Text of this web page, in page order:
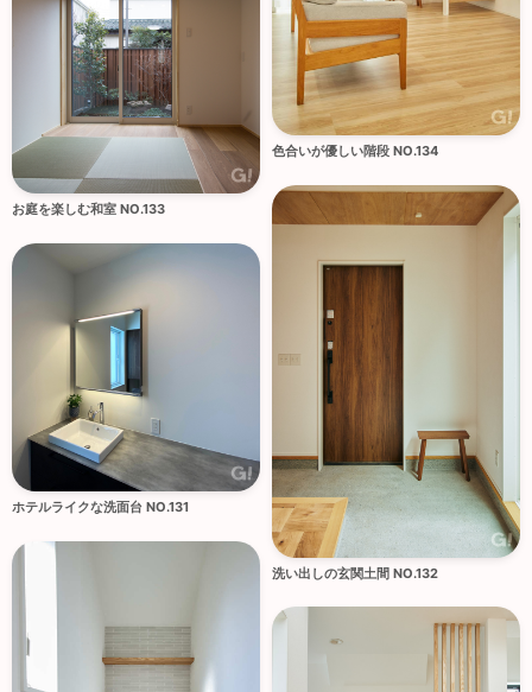
色合いが優しい階段 NO.134
お庭を楽しむ和室 NO.133
洗い出しの玄関土間 NO.132
ホテルライクな洗面台 NO.131